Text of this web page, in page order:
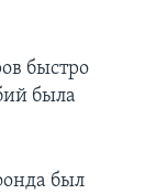
быстро
была
был